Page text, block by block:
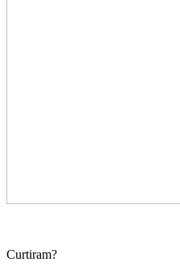
Curtiram?